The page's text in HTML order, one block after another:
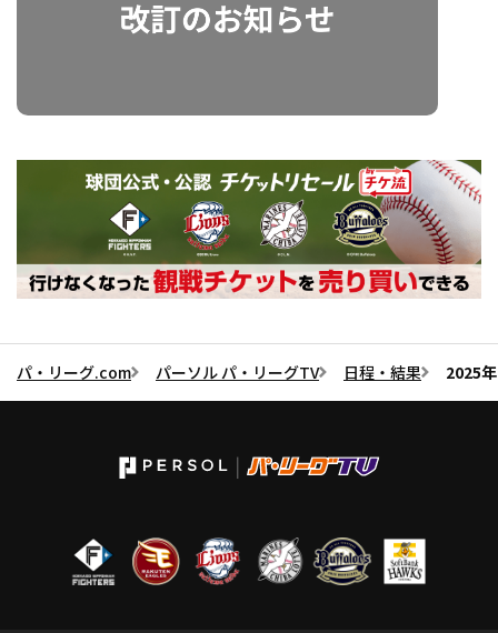
パ・リーグ.com パーソル パ・リーグTV 日程・結果 2025